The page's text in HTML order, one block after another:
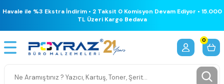
Havale ile %3 Ekstra İndirim • 2 Taksit 0 Komisyon Devam Ediyor • 15.000
TL Üzeri Kargo Bedava
0